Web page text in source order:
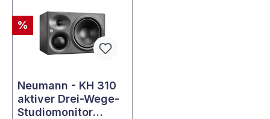
%
Neumann - KH 310
aktiver Drei-Wege-
Studiomonitor